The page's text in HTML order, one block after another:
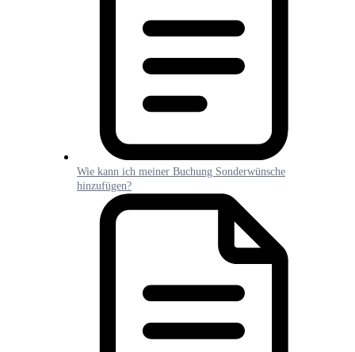
Wie kann ich meiner Buchung Sonderwünsche
hinzufügen?